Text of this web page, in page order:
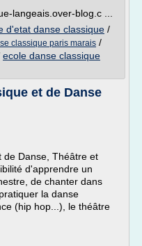
langeais.over-blog.c ...
d'etat danse classique /
classique paris marais /
ecole danse classique
et de Danse
de Danse, Théâtre et
d'apprendre un
de chanter dans
la danse
(hip hop...), le théâtre